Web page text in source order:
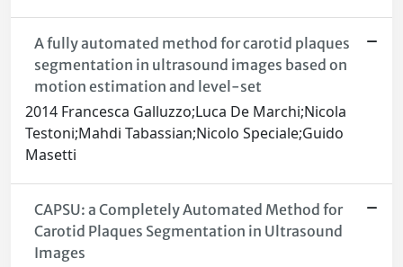
A fully automated method for carotid plaques
segmentation in ultrasound images based on
motion estimation and level-set
2014 Francesca Galluzzo;Luca De Marchi;Nicola
Testoni;Mahdi Tabassian;Nicolo Speciale;Guido
Masetti
CAPSU: a Completely Automated Method for
Carotid Plaques Segmentation in Ultrasound
Images